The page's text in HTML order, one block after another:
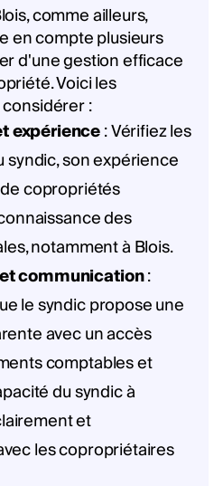
comme ailleurs,
en compte plusieurs
d'une gestion efficace
Voici les
:
expérience: Vérifiez les
syndic, son expérience
copropriétés
des
notamment à Blois.
communication:
le syndic propose une
avec un accès
comptables et
du syndic à
et
les copropriétaires